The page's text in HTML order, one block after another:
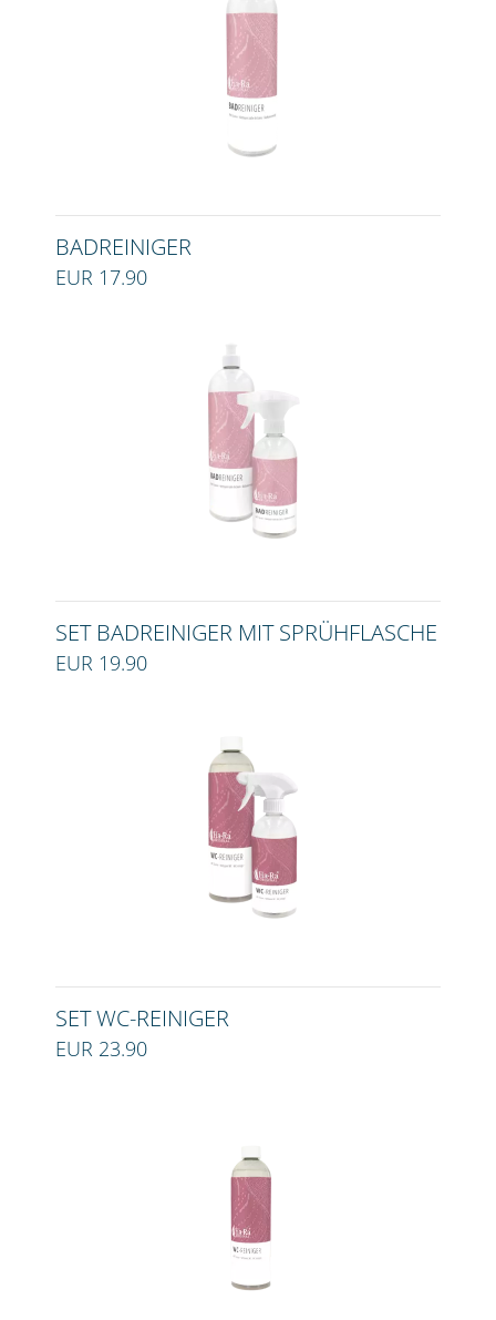
BADREINIGER
EUR 17.90
SET BADREINIGER MIT SPRÜHFLASCHE
EUR 19.90
SET WC-REINIGER
EUR 23.90